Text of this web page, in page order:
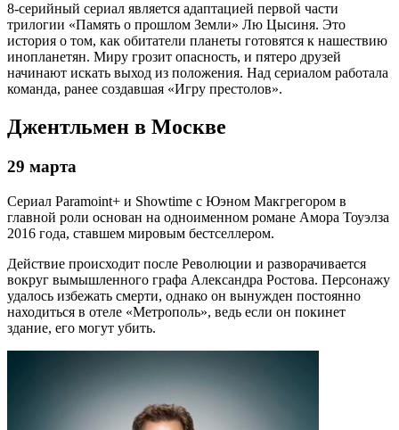
8-серийный сериал является адаптацией первой части
трилогии «Память о прошлом Земли» Лю Цысиня. Это
история о том, как обитатели планеты готовятся к нашествию
инопланетян. Миру грозит опасность, и пятеро друзей
начинают искать выход из положения. Над сериалом работала
команда, ранее создавшая «Игру престолов».
Джентльмен в Москве
29 марта
Сериал Paramoint+ и Showtime с Юэном Макгрегором в
главной роли основан на одноименном романе Амора Тоуэлза
2016 года, ставшем мировым бестселлером.
Действие происходит после Революции и разворачивается
вокруг вымышленного графа Александра Ростова. Персонажу
удалось избежать смерти, однако он вынужден постоянно
находиться в отеле «Метрополь», ведь если он покинет
здание, его могут убить.